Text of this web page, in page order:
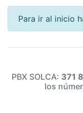
Para ir al inicio
PBX SOLCA: 371
los